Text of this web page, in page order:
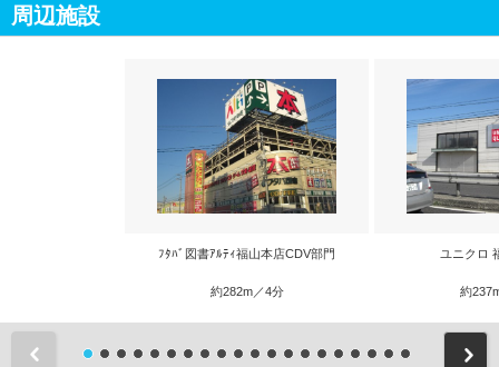
周辺施設
ﾌﾀﾊﾞ図書ｱﾙﾃｨ福山本店CDV部門
約282m／4分
ユニクロ
約